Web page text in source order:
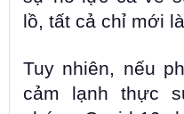
lồ, tất cả chỉ mới
Tuy nhiên, nếu
cảm lạnh thực